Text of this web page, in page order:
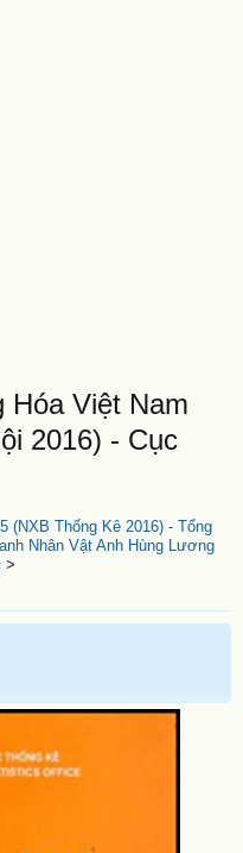
Hóa Việt Nam
2016) - Cục
(NXB Thống Kê 2016) - Tổng
Nhân Vật Anh Hùng Lương
>